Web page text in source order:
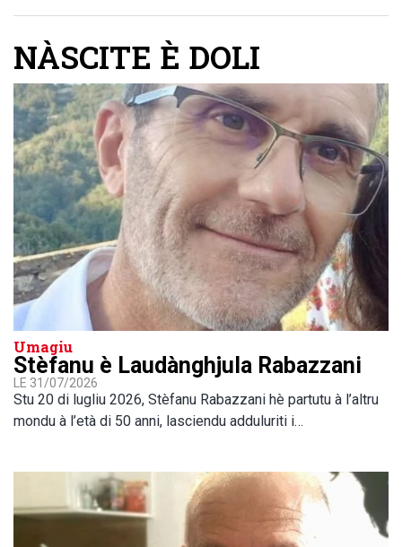
NÀSCITE È DOLI
Umagiu
Stèfanu è Laudànghjula Rabazzani
LE 31/07/2026
Stu 20 di lugliu 2026, Stèfanu Rabazzani hè partutu à l’altru
mondu à l’età di 50 anni, lasciendu adduluriti i…